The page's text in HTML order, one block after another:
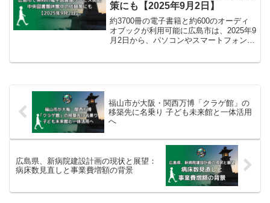
策にも【2025年9月2日】
約3700冊の電子書籍と約600のオーディ
オブックが利用可能に広島市は、2025年9
月2日から、パソコンやスマートフォンな
福山市が大阪・関西万博「クラゲ館」の
移築先に名乗り 子ども未来館と一体活用
へ
広島県、新病院建設計画の現状と展望：
病床数見直しと事業費増額の背景